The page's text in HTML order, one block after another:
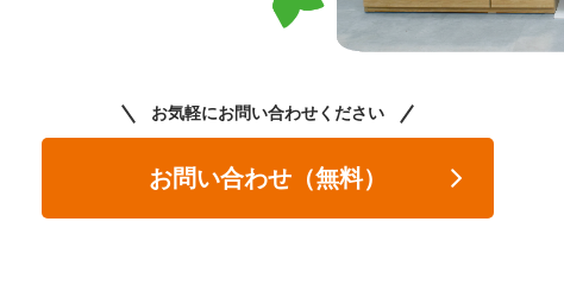
お気軽にお問い合わせください
お問い合わせ（無料）